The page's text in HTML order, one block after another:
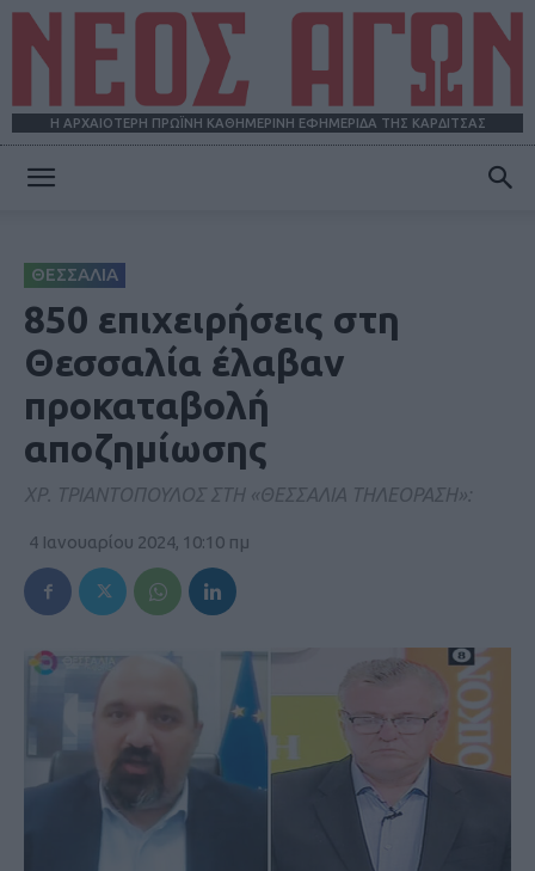
Η ΑΡΧΑΙΟΤΕΡΗ ΠΡΩΪΝΗ ΚΑΘΗΜΕΡΙΝΗ ΕΦΗΜΕΡΙΔΑ ΤΗΣ ΚΑΡΔΙΤΣΑΣ
ΘΕΣΣΑΛΙΑ
850 επιχειρήσεις στη
Θεσσαλία έλαβαν
προκαταβολή
αποζημίωσης
ΧΡ. ΤΡΙΑΝΤΟΠΟΥΛΟΣ ΣΤΗ «ΘΕΣΣΑΛΙΑ ΤΗΛΕΟΡΑΣΗ»:
4 Ιανουαρίου 2024, 10:10 πμ